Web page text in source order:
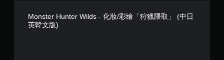
Monster Hunter Wilds - 化妝/彩繪「狩獵隈取」 (中日
英韓文版)